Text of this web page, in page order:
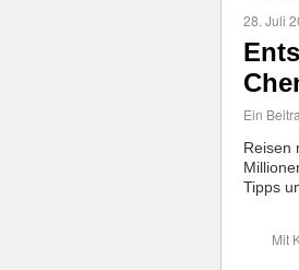
28. Juli
Ein
Reisen
Tipps
Mit